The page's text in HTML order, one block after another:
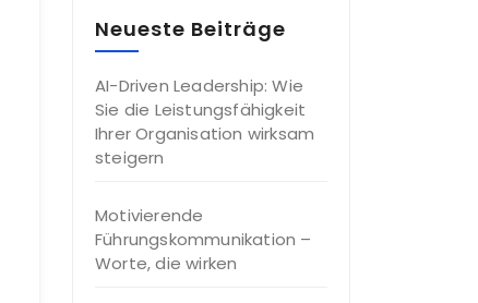
Neueste Beiträge
AI-Driven Leadership: Wie
Sie die Leistungsfähigkeit
Ihrer Organisation wirksam
steigern
Motivierende
Führungskommunikation –
Worte, die wirken